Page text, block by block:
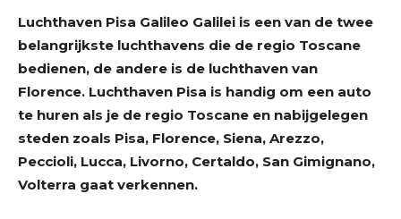
Luchthaven Pisa Galileo Galilei is een van de twee
belangrijkste luchthavens die de regio Toscane
bedienen, de andere is de luchthaven van
Florence. Luchthaven Pisa is handig om een auto
te huren als je de regio Toscane en nabijgelegen
steden zoals Pisa, Florence, Siena, Arezzo,
Peccioli, Lucca, Livorno, Certaldo, San Gimignano,
Volterra gaat verkennen.